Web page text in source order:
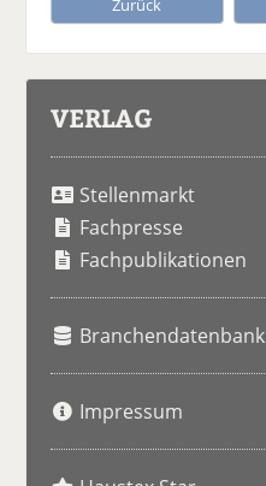
Zurück
VERLAG
Stellenmarkt
Fachpresse
Fachpublikationen
Branchendatenbank
Impressum